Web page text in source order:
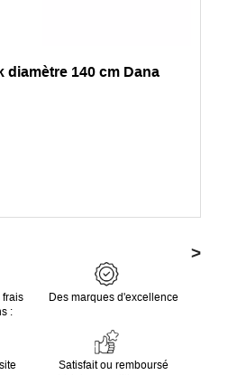
diamètre 140 cm Dana
>
frais
:
Des marques d'excellence
Satisfait ou remboursé